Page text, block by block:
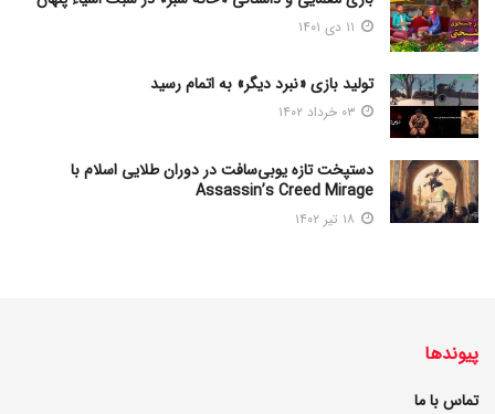
تولید بازی «نبرد دیگر» به اتمام رسید
دستپخت تازه یوبی‌سافت در دوران طلایی اسلام با
Assassin’s Creed Mirage
پیوندها
تماس با ما